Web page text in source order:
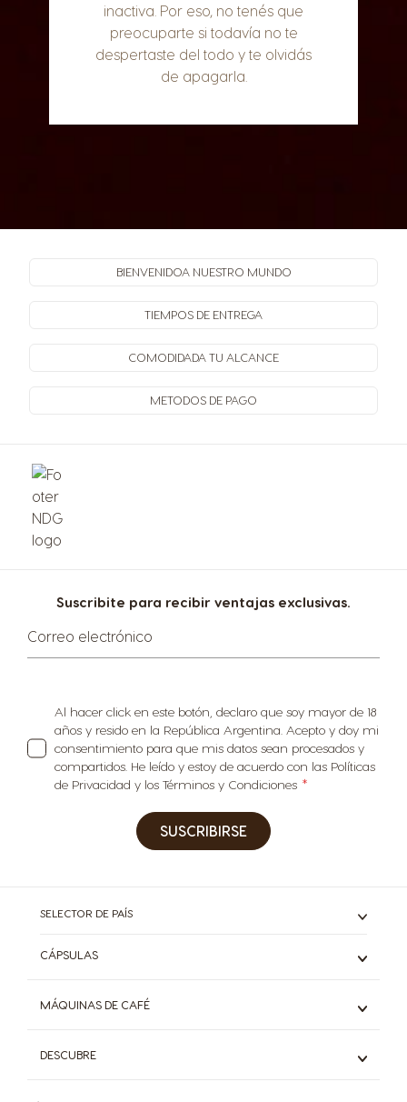
inactiva. Por eso, no tenés que
preocuparte si todavía no te
despertaste del todo y te olvidás
de apagarla.
BIENVENIDOA NUESTRO MUNDO
TIEMPOS DE ENTREGA
COMODIDADA TU ALCANCE
METODOS DE PAGO
Suscribite para recibir ventajas exclusivas.
Correo electrónico
Al hacer click en este botón, declaro que soy mayor de 18
años y resido en la República Argentina. Acepto y doy mi
consentimiento para que mis datos sean procesados y
compartidos. He leído y estoy de acuerdo con las Políticas
de Privacidad y los Términos y Condiciones
SUSCRIBIRSE
SELECTOR DE PAÍS
CÁPSULAS
Café Negro
Chocolate
MÁQUINAS DE CAFÉ
Genio S
DESCUBRE